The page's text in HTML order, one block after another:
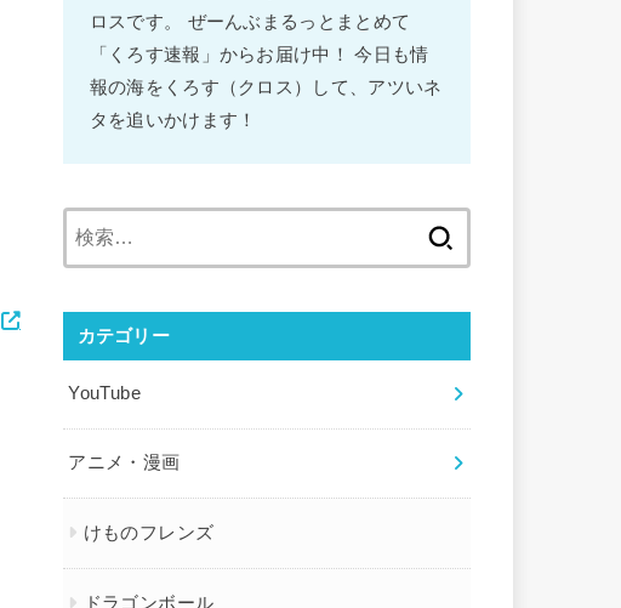
ロスです。 ぜーんぶまるっとまとめて
「くろす速報」からお届け中！ 今日も情
報の海をくろす（クロス）して、アツいネ
タを追いかけます！
カテゴリー
YouTube
アニメ・漫画
けものフレンズ
ドラゴンボール